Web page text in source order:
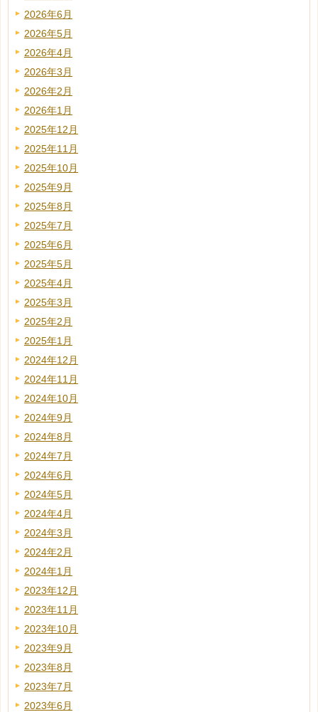
2026年6月
2026年5月
2026年4月
2026年3月
2026年2月
2026年1月
2025年12月
2025年11月
2025年10月
2025年9月
2025年8月
2025年7月
2025年6月
2025年5月
2025年4月
2025年3月
2025年2月
2025年1月
2024年12月
2024年11月
2024年10月
2024年9月
2024年8月
2024年7月
2024年6月
2024年5月
2024年4月
2024年3月
2024年2月
2024年1月
2023年12月
2023年11月
2023年10月
2023年9月
2023年8月
2023年7月
2023年6月